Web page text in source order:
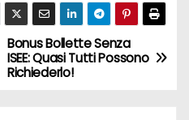
Bonus Bollette Senza
ISEE: Quasi Tutti Possono
Richiederlo!